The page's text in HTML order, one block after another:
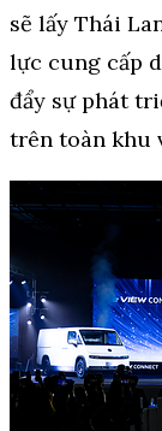
sẽ lấy Thái
lực cung cấp
đẩy sự phát
trên toàn khu